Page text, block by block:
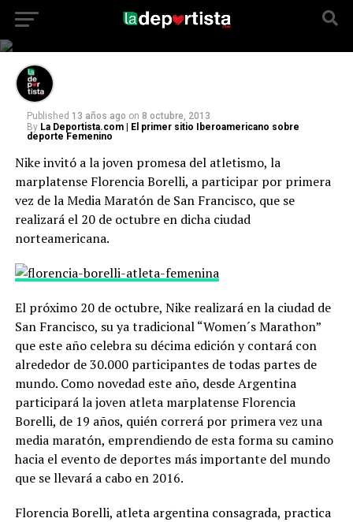
Francisco, que se realizará el 20 de octubre en
Published 13 años ago on 8 octubre, 2013
By La Deportista.com | El primer sitio Iberoamericano sobre
deporte Femenino
Nike invitó a la joven promesa del atletismo, la
marplatense Florencia Borelli, a participar por primera
vez de la Media Maratón de San Francisco, que se
realizará el 20 de octubre en dicha ciudad
norteamericana.
El próximo 20 de octubre, Nike realizará en la ciudad de
San Francisco, su ya tradicional “Women´s Marathon”
que este año celebra su décima edición y contará con
alrededor de 30.000 participantes de todas partes de
mundo. Como novedad este año, desde Argentina
participará la joven atleta marplatense Florencia
Borelli, de 19 años, quién correrá por primera vez una
media maratón, emprendiendo de esta forma su camino
hacia el evento de deportes más importante del mundo
que se llevará a cabo en 2016.
Florencia Borelli, atleta argentina consagrada, practica